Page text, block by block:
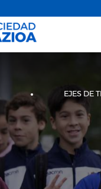
EJES DE